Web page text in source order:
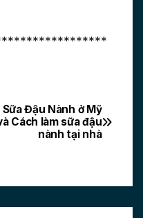
Sữa Đậu Nành ở Mỹ
Cách làm sữa đậu
nành tại nhà